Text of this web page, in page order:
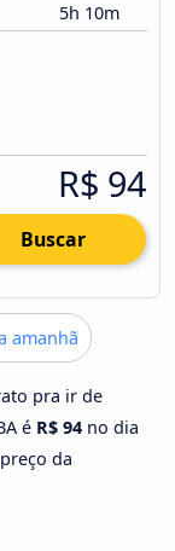
5h 10m
R$ 94
Buscar
amanhã
pra ir de
é R$ 94 no dia
da